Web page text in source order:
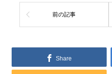
前の記事
Share